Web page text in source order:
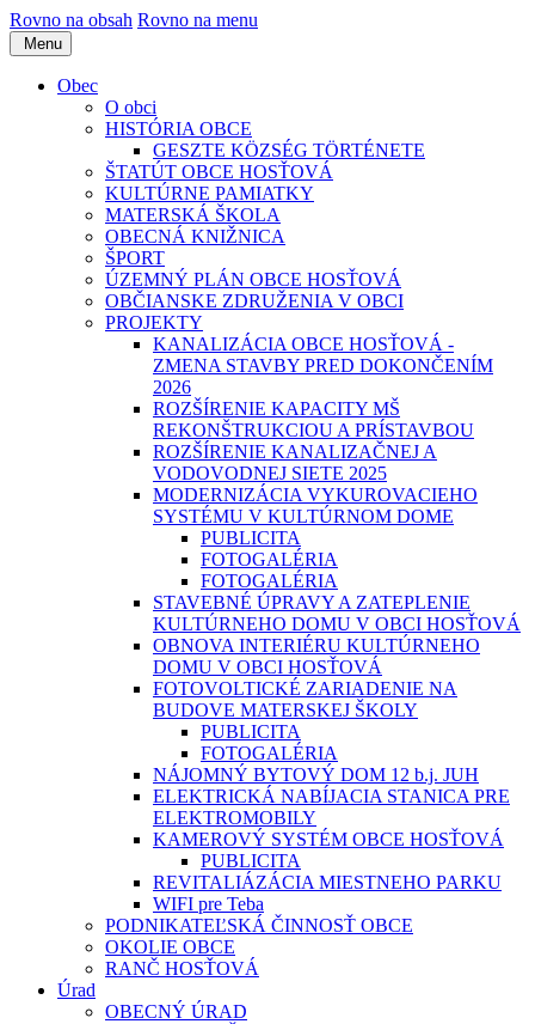
Rovno na obsah Rovno na menu
Menu
Obec
O obci
HISTÓRIA OBCE
GESZTE KÖZSÉG TÖRTÉNETE
ŠTATÚT OBCE HOSŤOVÁ
KULTÚRNE PAMIATKY
MATERSKÁ ŠKOLA
OBECNÁ KNIŽNICA
ŠPORT
ÚZEMNÝ PLÁN OBCE HOSŤOVÁ
OBČIANSKE ZDRUŽENIA V OBCI
PROJEKTY
KANALIZÁCIA OBCE HOSŤOVÁ -
ZMENA STAVBY PRED DOKONČENÍM
2026
ROZŠÍRENIE KAPACITY MŠ
REKONŠTRUKCIOU A PRÍSTAVBOU
ROZŠÍRENIE KANALIZAČNEJ A
VODOVODNEJ SIETE 2025
MODERNIZÁCIA VYKUROVACIEHO
SYSTÉMU V KULTÚRNOM DOME
PUBLICITA
FOTOGALÉRIA
FOTOGALÉRIA
STAVEBNÉ ÚPRAVY A ZATEPLENIE
KULTÚRNEHO DOMU V OBCI HOSŤOVÁ
OBNOVA INTERIÉRU KULTÚRNEHO
DOMU V OBCI HOSŤOVÁ
FOTOVOLTICKÉ ZARIADENIE NA
BUDOVE MATERSKEJ ŠKOLY
PUBLICITA
FOTOGALÉRIA
NÁJOMNÝ BYTOVÝ DOM 12 b.j. JUH
ELEKTRICKÁ NABÍJACIA STANICA PRE
ELEKTROMOBILY
KAMEROVÝ SYSTÉM OBCE HOSŤOVÁ
PUBLICITA
REVITALIÁZÁCIA MIESTNEHO PARKU
WIFI pre Teba
PODNIKATEĽSKÁ ČINNOSŤ OBCE
OKOLIE OBCE
RANČ HOSŤOVÁ
Úrad
OBECNÝ ÚRAD